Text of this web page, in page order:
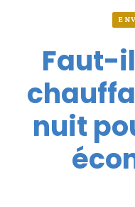
Faut-
nuit